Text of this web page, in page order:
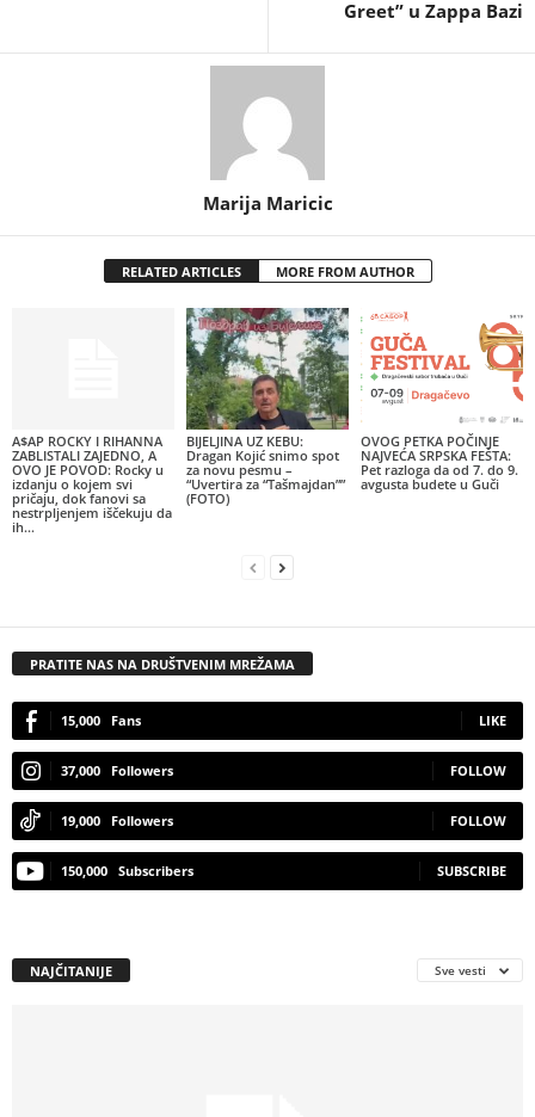
Greet” u Zappa Bazi
Marija Maricic
RELATED ARTICLES MORE FROM AUTHOR
A$AP ROCKY I RIHANNA
ZABLISTALI ZAJEDNO, A
OVO JE POVOD: Rocky u
izdanju o kojem svi
pričaju, dok fanovi sa
nestrpljenjem iščekuju da
ih...
BIJELJINA UZ KEBU:
Dragan Kojić snimo spot
za novu pesmu –
“Uvertira za “Tašmajdan””
(FOTO)
OVOG PETKA POČINJE
NAJVEĆA SRPSKA FEŠTA:
Pet razloga da od 7. do 9.
avgusta budete u Guči
PRATITE NAS NA DRUŠTVENIM MREŽAMA
15,000 Fans LIKE
37,000 Followers FOLLOW
19,000 Followers FOLLOW
150,000 Subscribers SUBSCRIBE
NAJČITANIJE Sve vesti